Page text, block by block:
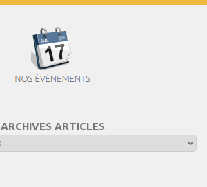
ARCHIVES ARTICLES